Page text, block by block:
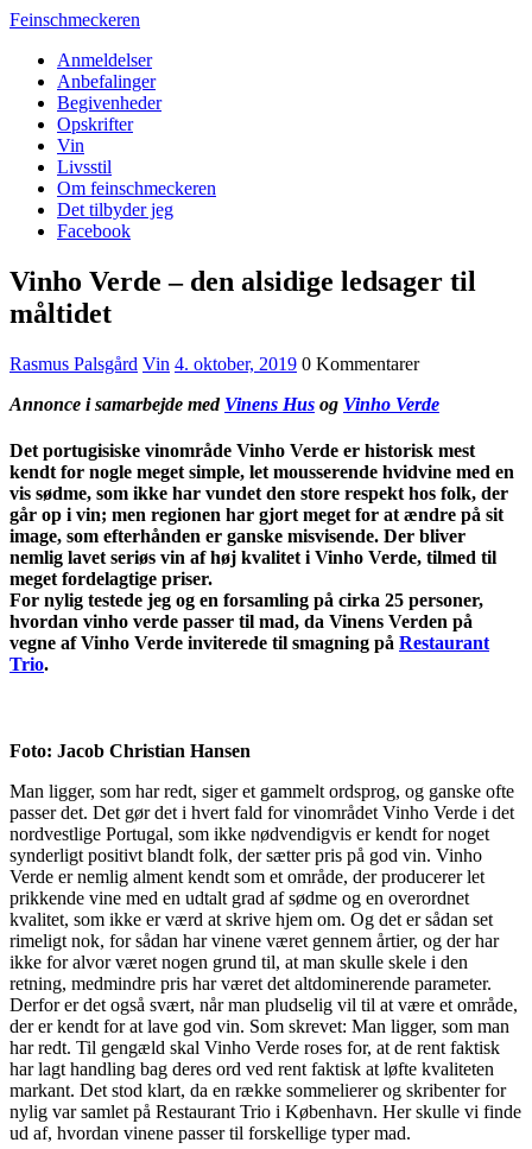
Feinschmeckeren
Anmeldelser
Anbefalinger
Begivenheder
Opskrifter
Vin
Livsstil
Om feinschmeckeren
Det tilbyder jeg
Facebook
Vinho Verde – den alsidige ledsager til
måltidet
Rasmus Palsgård Vin 4. oktober, 2019 0 Kommentarer
Annonce i samarbejde med Vinens Hus og Vinho Verde
Det portugisiske vinområde Vinho Verde er historisk mest
kendt for nogle meget simple, let mousserende hvidvine med en
vis sødme, som ikke har vundet den store respekt hos folk, der
går op i vin; men regionen har gjort meget for at ændre på sit
image, som efterhånden er ganske misvisende. Der bliver
nemlig lavet seriøs vin af høj kvalitet i Vinho Verde, tilmed til
meget fordelagtige priser.
For nylig testede jeg og en forsamling på cirka 25 personer,
hvordan vinho verde passer til mad, da Vinens Verden på
vegne af Vinho Verde inviterede til smagning på Restaurant
Trio.
Foto: Jacob Christian Hansen
Man ligger, som har redt, siger et gammelt ordsprog, og ganske ofte
passer det. Det gør det i hvert fald for vinområdet Vinho Verde i det
nordvestlige Portugal, som ikke nødvendigvis er kendt for noget
synderligt positivt blandt folk, der sætter pris på god vin. Vinho
Verde er nemlig alment kendt som et område, der producerer let
prikkende vine med en udtalt grad af sødme og en overordnet
kvalitet, som ikke er værd at skrive hjem om. Og det er sådan set
rimeligt nok, for sådan har vinene været gennem årtier, og der har
ikke for alvor været nogen grund til, at man skulle skele i den
retning, medmindre pris har været det altdominerende parameter.
Derfor er det også svært, når man pludselig vil til at være et område,
der er kendt for at lave god vin. Som skrevet: Man ligger, som man
har redt. Til gengæld skal Vinho Verde roses for, at de rent faktisk
har lagt handling bag deres ord ved rent faktisk at løfte kvaliteten
markant. Det stod klart, da en række sommelierer og skribenter for
nylig var samlet på Restaurant Trio i København. Her skulle vi finde
ud af, hvordan vinene passer til forskellige typer mad.